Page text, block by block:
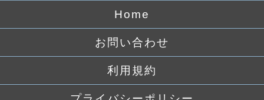
Home
お問い合わせ
利用規約